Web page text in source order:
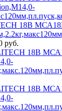
18В
руб.